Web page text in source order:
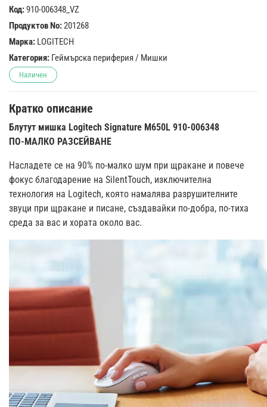
Код:910-006348_VZ
Продуктов No:201268
Марка: LOGITECH
Категория: Геймърска периферия/ Мишки
Наличен
Кратко описание
Блутут мишка Logitech Signature M650L 910-006348
ПО-МАЛКО РАЗСЕЙВАНЕ
Насладете се на 90% по-малко шум при щракане и повече
фокус благодарение на SilentTouch, изключителна
технология на Logitech, която намалява разрушителните
звуци при щракане и писане, създавайки по-добра, по-тиха
среда за вас и хората около вас.